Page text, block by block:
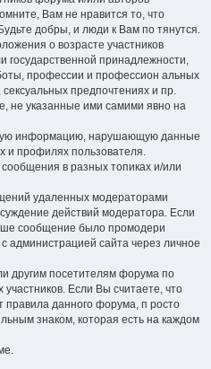
Вам не нравится то, что
добры, и люди к Вам по тянутся.
о возрасте участников
государственной принадлежности,
профессии и профессион альных
предпочтениях и пр.
не указанные ими самими явно на
информацию, нарушающую данные
и профилях пользователя.
в разных топиках и/или
удаленных модераторами
действий модератора. Если
сообщение было промодери
администрацией сайта через личное
другим посетителям форума по
Если Вы считаете, что
данного форума, п росто
знаком, которая есть на каждом